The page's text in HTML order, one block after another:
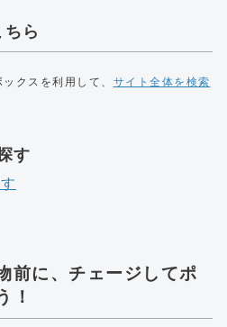
ら
クスを利用して、 サイト全体を検索
す
前に、チェージしてポ
！